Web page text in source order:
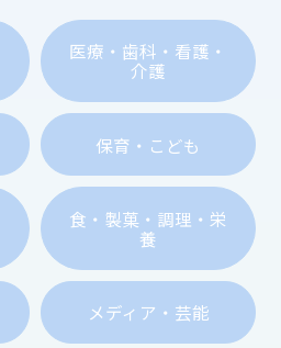
医療・歯科・看護・
介護
保育・こども
食・製菓・調理・栄
養
メディア・芸能